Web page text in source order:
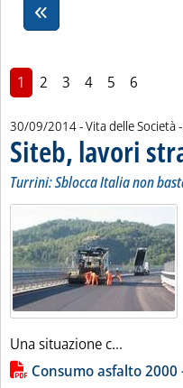
1 2 3 4 5 6
30/09/2014- Vita delle Società
Siteb, lavori
Turrini: Sblocca Italia non
Una situazione c...
Lista allegati PDF
Consumo asfalto 2000